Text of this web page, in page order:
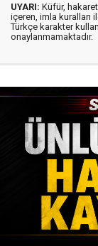
UYARI: Küfür,
içeren, imla kuralları
Türkçe karakter
onaylanmamaktadır.